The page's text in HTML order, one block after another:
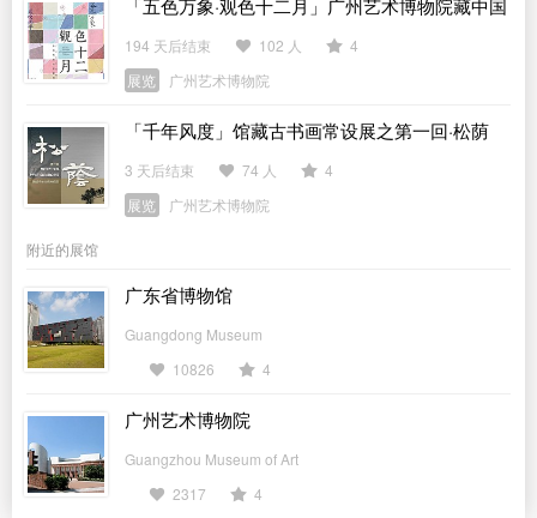
「五色万象·观色十二月」广州艺术博物院藏中国
传统色主题作品展
194 天后结束 102 人
4
展览
广州艺术博物院
「千年风度」馆藏古书画常设展之第一回·松荫
3 天后结束 74 人
4
展览
广州艺术博物院
附近的展馆
广东省博物馆
Guangdong Museum
10826
4
广州艺术博物院
Guangzhou Museum of Art
2317
4